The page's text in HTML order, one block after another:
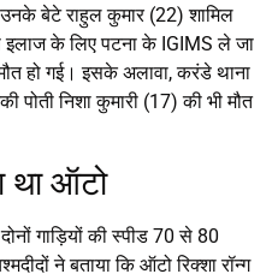
बेटे राहुल कुमार (22) शामिल
इलाज के लिए पटना के IGIMS ले जा
हो गई। इसके अलावा, करंडे थाना
पोती निशा कुमारी (17) की भी मौत
था ऑटो
गाड़ियों की स्पीड 70 से 80
ने बताया कि ऑटो रिक्शा रॉन्ग